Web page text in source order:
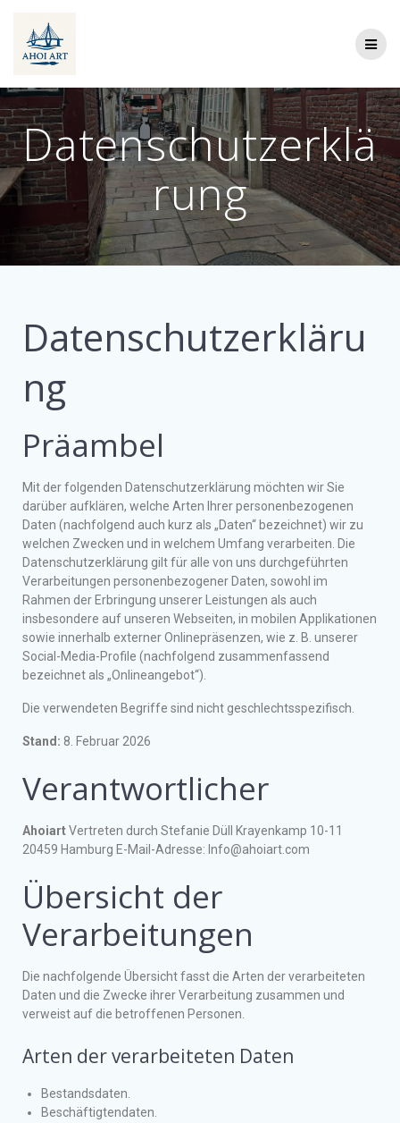
Datenschutzerklä
rung
Datenschutzerkläru
ng
Präambel
Mit der folgenden Datenschutzerklärung möchten wir Sie
darüber aufklären, welche Arten Ihrer personenbezogenen
Daten (nachfolgend auch kurz als „Daten“ bezeichnet) wir zu
welchen Zwecken und in welchem Umfang verarbeiten. Die
Datenschutzerklärung gilt für alle von uns durchgeführten
Verarbeitungen personenbezogener Daten, sowohl im
Rahmen der Erbringung unserer Leistungen als auch
insbesondere auf unseren Webseiten, in mobilen Applikationen
sowie innerhalb externer Onlinepräsenzen, wie z. B. unserer
Social-Media-Profile (nachfolgend zusammenfassend
bezeichnet als „Onlineangebot“).
Die verwendeten Begriffe sind nicht geschlechtsspezifisch.
Stand: 8. Februar 2026
Verantwortlicher
AhoiartVertreten durch Stefanie Düll Krayenkamp 10-11
20459 Hamburg E-Mail-Adresse: Info@ahoiart.com
Übersicht der
Verarbeitungen
Die nachfolgende Übersicht fasst die Arten der verarbeiteten
Daten und die Zwecke ihrer Verarbeitung zusammen und
verweist auf die betroffenen Personen.
Arten der verarbeiteten Daten
Bestandsdaten.
Beschäftigtendaten.